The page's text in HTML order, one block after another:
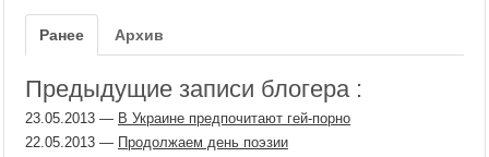
Ранее Архив
Предыдущие записи блогера :
23.05.2013 — В Украине предпочитают гей-порно
22.05.2013 — Продолжаем день поэзии